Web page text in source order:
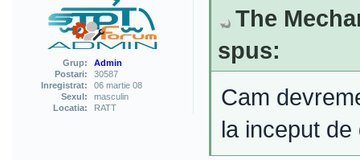
Grup:
Admin
Postari:
30587
Inregistrat:
06 martie 08
Sexul:
masculin
Locatia:
RATT
The
spus:
Cam
la inceput